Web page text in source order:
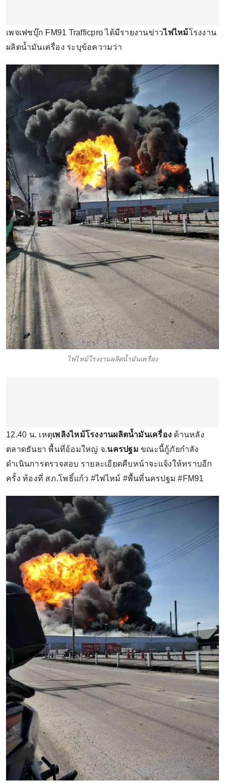
เพจเฟซบุ๊ก FM91 Trafficpro ได้มีรายงานข่าวไฟไหม้โรงงาน
ผลิตน้ำมันเครื่อง ระบุข้อความว่า
ไฟไหม้โรงงานผลิตน้ำมันเครื่อง
12.40 น. เหตุเพลิงไหม้โรงงานผลิตน้ำมันเครื่อง ด้านหลัง
ตลาดธันยา พื้นที่อ้อมใหญ่ จ.นครปฐม ขณะนี้กู้ภัยกำลัง
ดำเนินการตรวจสอบ รายละเอียดคืบหน้าจะแจ้งให้ทราบอีก
ครั้ง ท้องที่ สภ.โพธิ์แก้ว #ไฟไหม้ #พื้นที่นครปฐม #FM91